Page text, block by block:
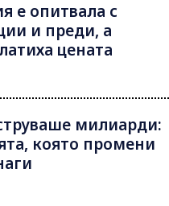
е опитвала с
и преди, а
цената
милиарди:
която промени